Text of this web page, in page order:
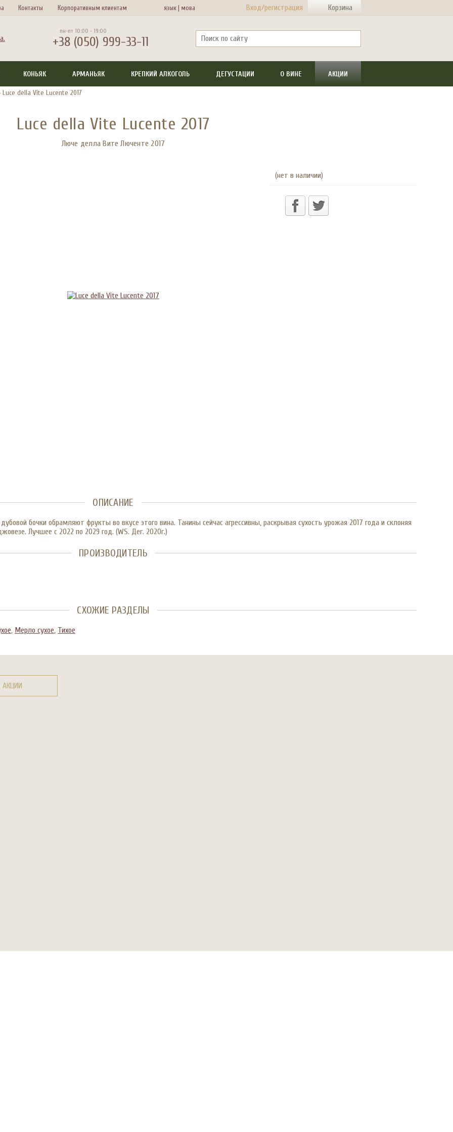
Контакты Корпоративным клиентам язык |мова Вход/регистрация Корзина
пн-пт 10:00 - 19:00
+38 (050) 999-33-11
КОНЬЯК АРМАНЬЯК КРЕПКИЙ АЛКОГОЛЬ ДЕГУСТАЦИИ О ВИНЕ АКЦИИ
Luce della Vite Lucente 2017
Luce della Vite Lucente 2017
Люче делла Вите Люченте 2017
(нет в наличии)
ОПИСАНИЕ
бочки обрамляют фрукты во вкусе этого вина. Танины сейчас агрессивны, раскрывая сухость урожая 2017 года и склоняя
Лучшее с 2022 по 2029 год. (WS. Дег. 2020г.)
ПРОИЗВОДИТЕЛЬ
СХОЖИЕ РАЗДЕЛЫ
, Мерло сухое, Тихое
АКЦИИ